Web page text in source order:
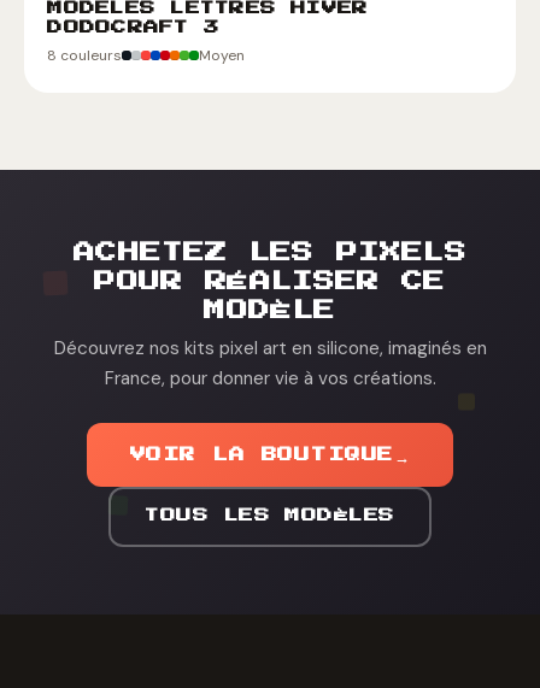
MODELES LETTRES HIVER
DODOCRAFT 3
8 couleurs Moyen
ACHETEZ LES PIXELS
POUR RÉALISER CE
MODÈLE
Découvrez nos kits pixel art en silicone, imaginés en
France, pour donner vie à vos créations.
VOIR LA BOUTIQUE →
TOUS LES MODÈLES